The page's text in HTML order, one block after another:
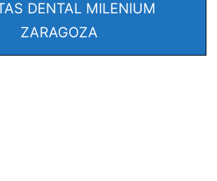
DENTAL MILENIUM
ZARAGOZA